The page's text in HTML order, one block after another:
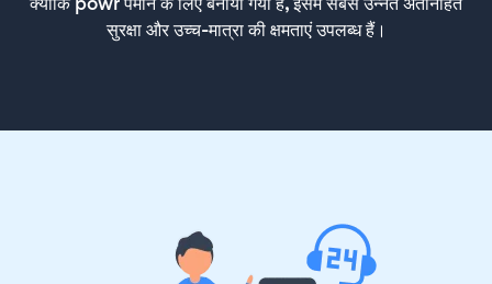
सुरक्षा और उच्च-मात्रा की क्षमताएं उपलब्ध हैं।